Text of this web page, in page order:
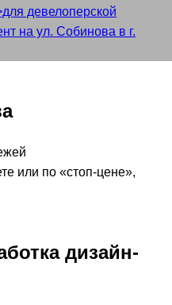
или по «стоп-цене»,
дизайн-